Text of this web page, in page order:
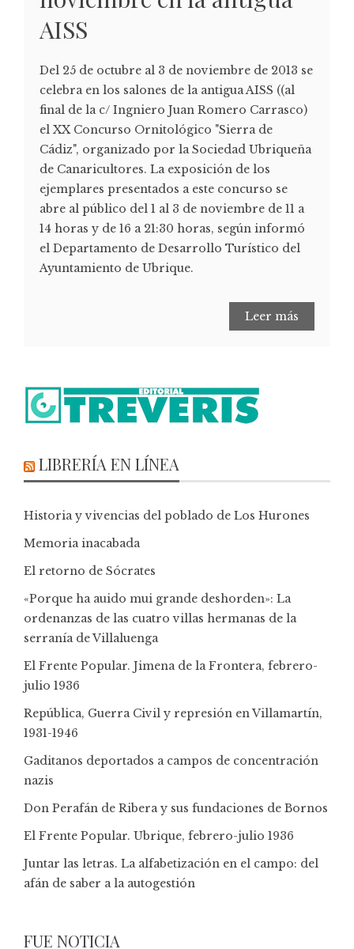
AISS
Del 25 de octubre al 3 de noviembre de 2013 se
celebra en los salones de la antigua AISS ((al
final de la c/ Ingniero Juan Romero Carrasco)
el XX Concurso Ornitológico "Sierra de
Cádiz", organizado por la Sociedad Ubriqueña
de Canaricultores. La exposición de los
ejemplares presentados a este concurso se
abre al público del 1 al 3 de noviembre de 11 a
14 horas y de 16 a 21:30 horas, según informó
el Departamento de Desarrollo Turístico del
Ayuntamiento de Ubrique.
Leer más
LIBRERÍA EN LÍNEA
Historia y vivencias del poblado de Los Hurones
Memoria inacabada
El retorno de Sócrates
«Porque ha auido mui grande deshorden»: La
ordenanzas de las cuatro villas hermanas de la
serranía de Villaluenga
El Frente Popular. Jimena de la Frontera, febrero-
julio 1936
República, Guerra Civil y represión en Villamartín,
1931-1946
Gaditanos deportados a campos de concentración
nazis
Don Perafán de Ribera y sus fundaciones de Bornos
El Frente Popular. Ubrique, febrero-julio 1936
Juntar las letras. La alfabetización en el campo: del
afán de saber a la autogestión
FUE NOTICIA